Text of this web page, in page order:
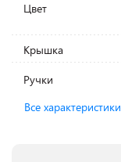
Цвет
Крышка
Ручки
Все характеристики